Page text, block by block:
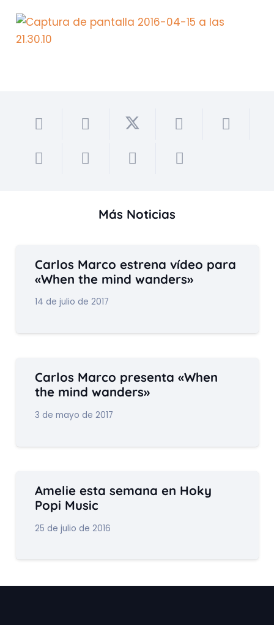
Más Noticias
Carlos Marco estrena vídeo para
«When the mind wanders»
14 de julio de 2017
Carlos Marco presenta «When
the mind wanders»
3 de mayo de 2017
Amelie esta semana en Hoky
Popi Music
25 de julio de 2016